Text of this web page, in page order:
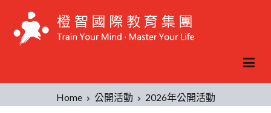
Home 公開活動 2026年公開活動